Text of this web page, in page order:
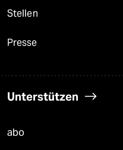
Stellen
Presse
Unterstützen
abo